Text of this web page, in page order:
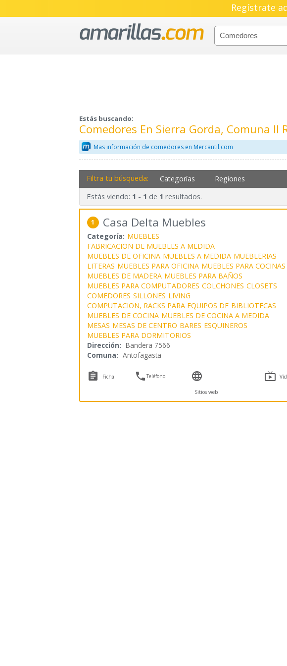
Regístrate
Estás buscando:
Comedores En Sierra Gorda, Comuna II
Mas información de comedores en Mercantil.com
Filtra tu búsqueda: Categorías Regiones
Estás viendo: 1 - 1 de 1 resultados.
1 Casa Delta Muebles
Categoría: MUEBLES
FABRICACION DE MUEBLES A MEDIDA
MUEBLES DE OFICINA MUEBLES A MEDIDA MUEBLERIAS
LITERAS MUEBLES PARA OFICINA MUEBLES PARA COCINAS
MUEBLES DE MADERA MUEBLES PARA BAÑOS
MUEBLES PARA COMPUTADORES COLCHONES CLOSETS
COMEDORES SILLONES LIVING
COMPUTACION, RACKS PARA EQUIPOS DE BIBLIOTECAS
MUEBLES DE COCINA MUEBLES DE COCINA A MEDIDA
MESAS MESAS DE CENTRO BARES ESQUINEROS
MUEBLES PARA DORMITORIOS
Dirección: Bandera 7566
Comuna: Antofagasta
 Ficha Teléfono 
Sitios web
